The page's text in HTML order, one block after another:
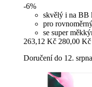
-6%
skvělý i na BB
pro
se super
263,12 Kč 280,00 Kč
Doručení do 12. srpna